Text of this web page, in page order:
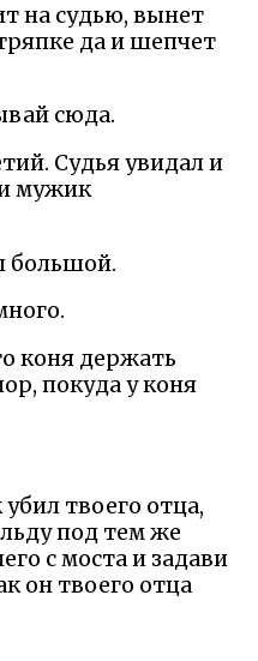
на судью, вынет
да и шепчет
сюда.
Судья увидал и
мужик
большой.
коня держать
покуда у коня
твоего отца,
под тем же
с моста и задави
он твоего отца